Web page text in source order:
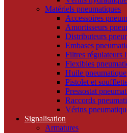
Matériels pneumatiques
Accessoires
Amortisseurs
Distributeurs
Embases
Filtres régulateurs
Flexibles
Huile pneumatique
Pistolet et
Pressostat
Raccords
Vérins
Signalisation
Armatures